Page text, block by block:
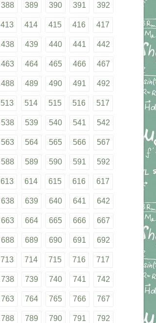
388 389 390 391 392
413 414 415 416 417
438 439 440 441 442
463 464 465 466 467
488 489 490 491 492
513 514 515 516 517
538 539 540 541 542
563 564 565 566 567
588 589 590 591 592
613 614 615 616 617
638 639 640 641 642
663 664 665 666 667
688 689 690 691 692
713 714 715 716 717
738 739 740 741 742
763 764 765 766 767
788 789 790 791 792